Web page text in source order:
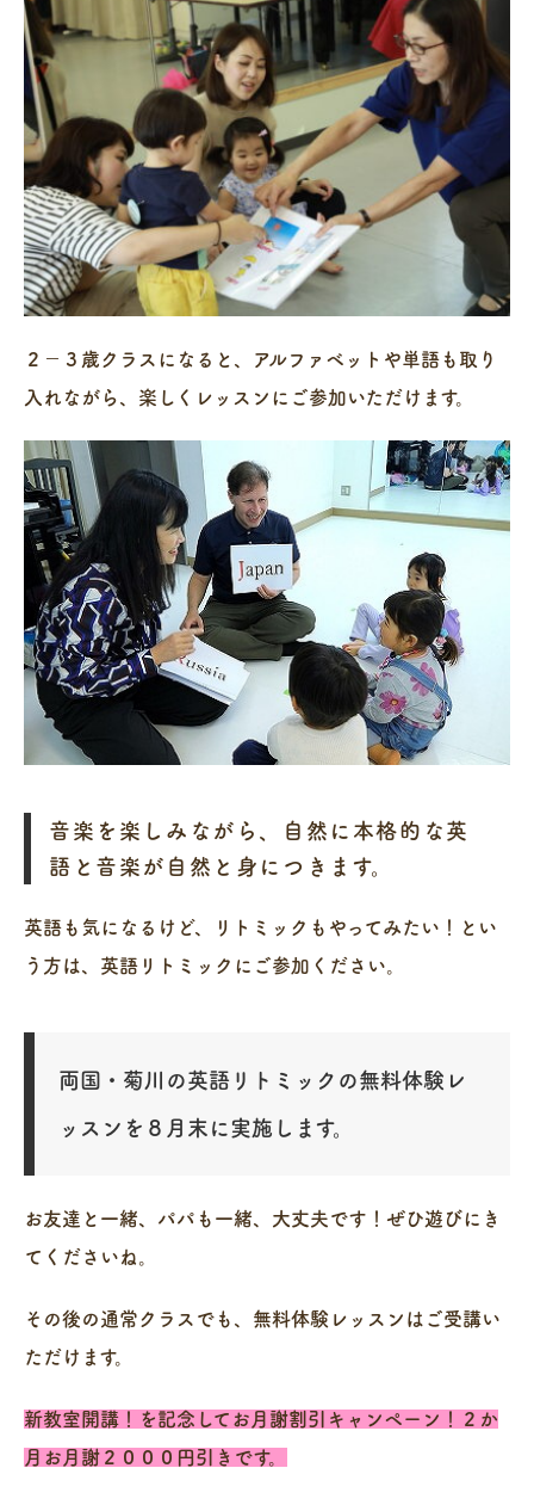
２－３歳クラスになると、アルファベットや単語も取り
入れながら、楽しくレッスンにご参加いただけます。
音楽を楽しみながら、自然に本格的な英
語と音楽が自然と身につきます。
英語も気になるけど、リトミックもやってみたい！とい
う方は、英語リトミックにご参加ください。
両国・菊川の英語リトミックの無料体験レ
ッスンを８月末に実施します。
お友達と一緒、パパも一緒、大丈夫です！ぜひ遊びにき
てくださいね。
その後の通常クラスでも、無料体験レッスンはご受講い
ただけます。
新教室開講！を記念してお月謝割引キャンペーン！２か
月お月謝２０００円引きです。